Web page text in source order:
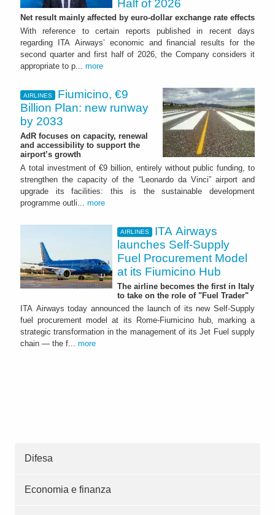
Half of 2026
Net result mainly affected by euro-dollar exchange rate effects
With reference to certain reports published in recent days
regarding ITA Airways’ economic and financial results for the
second quarter and first half of 2026, the Company considers it
appropriate to p... more
AIRLINES
Fiumicino, €9
Billion Plan: new runway
by 2033
AdR focuses on capacity, renewal
and accessibility to support the
airport’s growth
A total investment of €9 billion, entirely without public funding, to
strengthen the capacity of the “Leonardo da Vinci” airport and
upgrade its facilities: this is the sustainable development
programme outli... more
AIRLINES
ITA Airways
launches Self-Supply
Fuel Procurement Model
at its Fiumicino Hub
The airline becomes the first in Italy
to take on the role of "Fuel Trader"
ITA Airways today announced the launch of its new Self-Supply
fuel procurement model at its Rome-Fiumicino hub, marking a
strategic transformation in the management of its Jet Fuel supply
chain — the f... more
Difesa
Economia e finanza